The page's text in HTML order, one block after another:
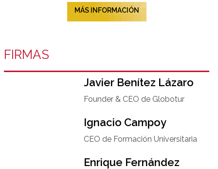
MÁS INFORMACIÓN
FIRMAS
Javier Benítez Lázaro
Founder & CEO de Globotur​
Ignacio Campoy​
CEO de Formación Universitaria​
Enrique Fernández